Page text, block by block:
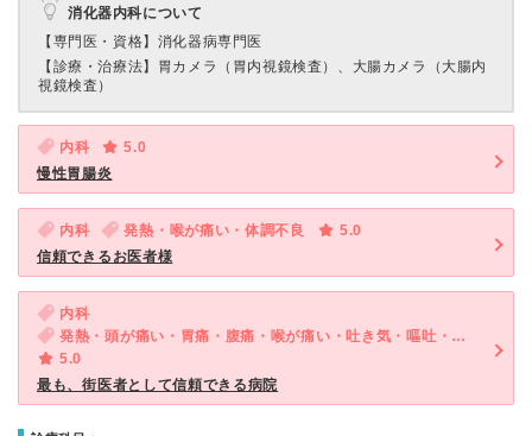
消化器内科について
【専門医・資格】 消化器病専門医
【診療・治療法】 胃カメラ（胃内視鏡検査）、大腸カメラ（大腸内
視鏡検査）
内科
5.0
慢性胃腸炎
内科 発熱・喉が痛い・体調不良
5.0
信頼できるお医者様
内科
発熱・頭が痛い・胃痛・腹痛・喉が痛い・吐き気・嘔吐・食欲不振・体調不良・慢性の下痢
5.0
最も、街医者として信頼できる病院